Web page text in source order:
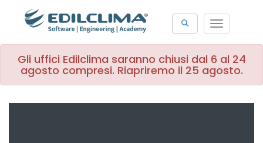
Toggle
Gli uffici Edilclima saranno chiusi dal 6 al 24
agosto compresi. Riapriremo il 25 agosto.